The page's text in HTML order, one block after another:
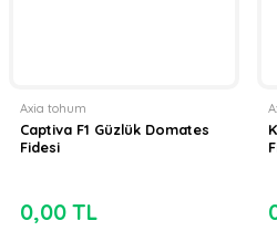
Axia tohum
Captiva F1 Güzlük Domates
Fidesi
0,00 TL